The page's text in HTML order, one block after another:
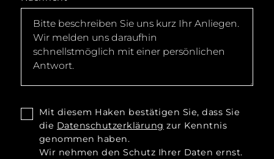
Mit diesem Haken bestätigen Sie, dass Sie
die Datenschutzerklärung zur Kenntnis
genommen haben.
Wir nehmen den Schutz Ihrer Daten ernst.